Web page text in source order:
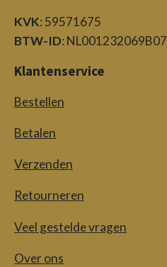
KVK: 59571675
BTW-ID: NL001232069B07
Klantenservice
Bestellen
Betalen
Verzenden
Retourneren
Veel gestelde vragen
Over ons